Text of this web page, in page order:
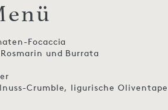
Focaccia
und Burrata
Crumble, ligurische